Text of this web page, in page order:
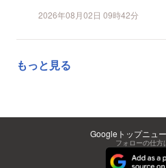
2026年08月02日 09時42分
もっと見る
Googleトップニュ
フォローの仕方